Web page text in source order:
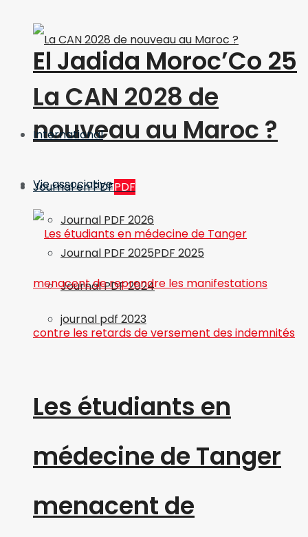
La CAN 2028 de
nouveau au Maroc ?
Journal en PDFPDF
Journal PDF 2026
Journal PDF 2025PDF 2025
Journal PDF 2024
journal pdf 2023
El Jadida Moroc’Co 25
International
Vie associative
Les étudiants en
médecine de Tanger
menacent de